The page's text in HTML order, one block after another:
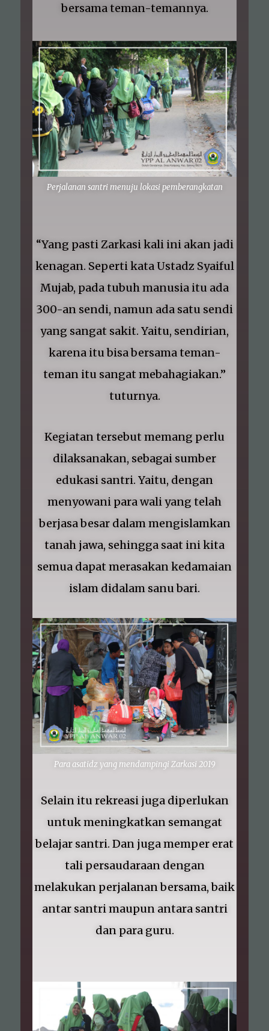
bersama teman-temannya.
Perjalanan santri menuju lokasi pemberangkatan
“Yang pasti Zarkasi kali ini akan jadi
kenagan. Seperti kata Ustadz Syaiful
Mujab, pada tubuh manusia itu ada
300-an sendi, namun ada satu sendi
yang sangat sakit. Yaitu, sendirian,
karena itu bisa bersama teman-
teman itu sangat mebahagiakan.”
tuturnya.
Kegiatan tersebut memang perlu
dilaksanakan, sebagai sumber
edukasi santri. Yaitu, dengan
menyowani para wali yang telah
berjasa besar dalam mengislamkan
tanah jawa, sehingga saat ini kita
semua dapat merasakan kedamaian
islam didalam sanu bari.
Para asatidz yang mendampingi Zarkasi 2019
Selain itu rekreasi juga diperlukan
untuk meningkatkan semangat
belajar santri. Dan juga memper erat
tali persaudaraan dengan
melakukan perjalanan bersama, baik
antar santri maupun antara santri
dan para guru.